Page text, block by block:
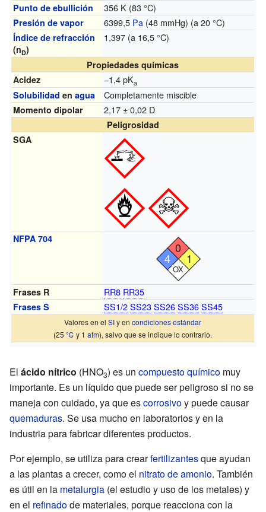
Punto de ebullición 356 K (83 °C)
Presión de vapor 6399,5 Pa (48 mmHg) (a 20 °C)
Índice de refracción
(nD)
1,397 (a 16,5 °C)
Propiedades químicas
Acidez
−1,4 pKa
Solubilidad enagua Completamente miscible
Momento dipolar 2,17 ± 0,02 D
Peligrosidad
SGA
NFPA 704
0
4 1
OX
Frases R RR8 RR35
Frases S SS1/2SS23SS26SS36SS45
Valores en elSIy encondiciones estándar
(25℃ y 1atm), salvo que se indique lo contrario.
El ácido nítrico (HNO3) es un compuesto químico muy
importante. Es un líquido que puede ser peligroso si no se
maneja con cuidado, ya que escorrosivoy puede causar
quemaduras. Se usa mucho en laboratorios y en la
industria para fabricar diferentes productos.
Por ejemplo, se utiliza para crearfertilizantesque ayudan
a las plantas a crecer, como el nitrato de amonio. También
es útil en la metalurgia (el estudio y uso de los metales) y
en el refinadode materiales, porque reacciona con la